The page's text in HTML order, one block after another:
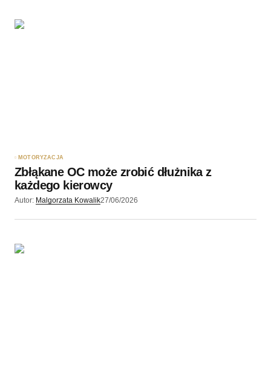
MOTORYZACJA
Zbłąkane OC może zrobić dłużnika z
każdego kierowcy
Autor: Malgorzata Kowalik27/06/2026